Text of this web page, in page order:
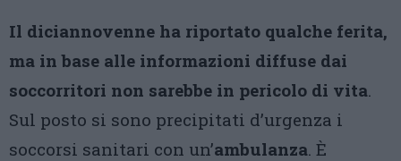
Il diciannovenne ha riportato qualche ferita,
ma in base alle informazioni diffuse dai
soccorritori non sarebbe in pericolo di vita.
Sul posto si sono precipitati d’urgenza i
soccorsi sanitari con un’ambulanza. È